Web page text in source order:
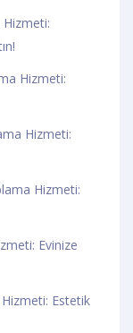
Hizmeti:
Hizmeti:
Hizmeti:
Evinize
Estetik